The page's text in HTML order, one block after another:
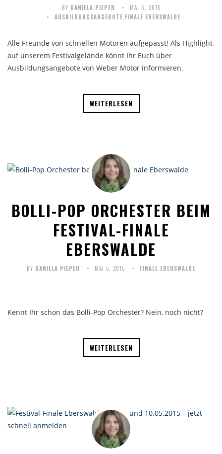
BY DANIELA PIEPER
MAI 6, 2015
AUSBILDUNGSANGEBOTE FINALE EBERSWALDE
Alle Freunde von schnellen Motoren aufgepasst! Als Highlight
auf unserem Festivalgelände könnt Ihr Euch über
Ausbildungsangebote von Weber Motor informieren.
WEITERLESEN
BOLLI-POP ORCHESTER BEIM
FESTIVAL-FINALE
EBERSWALDE
BY DANIELA PIEPER MAI 5, 2015 FINALE EBERSWALDE
Kennt Ihr schon das Bolli-Pop Orchester? Nein, noch nicht?
WEITERLESEN